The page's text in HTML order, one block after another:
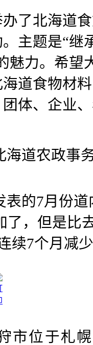
了北海道
主题是“继
魅力。希望
道食物材
体、企业
海道农政事
表的7月份
了，但是比
续7个月减
市位于札